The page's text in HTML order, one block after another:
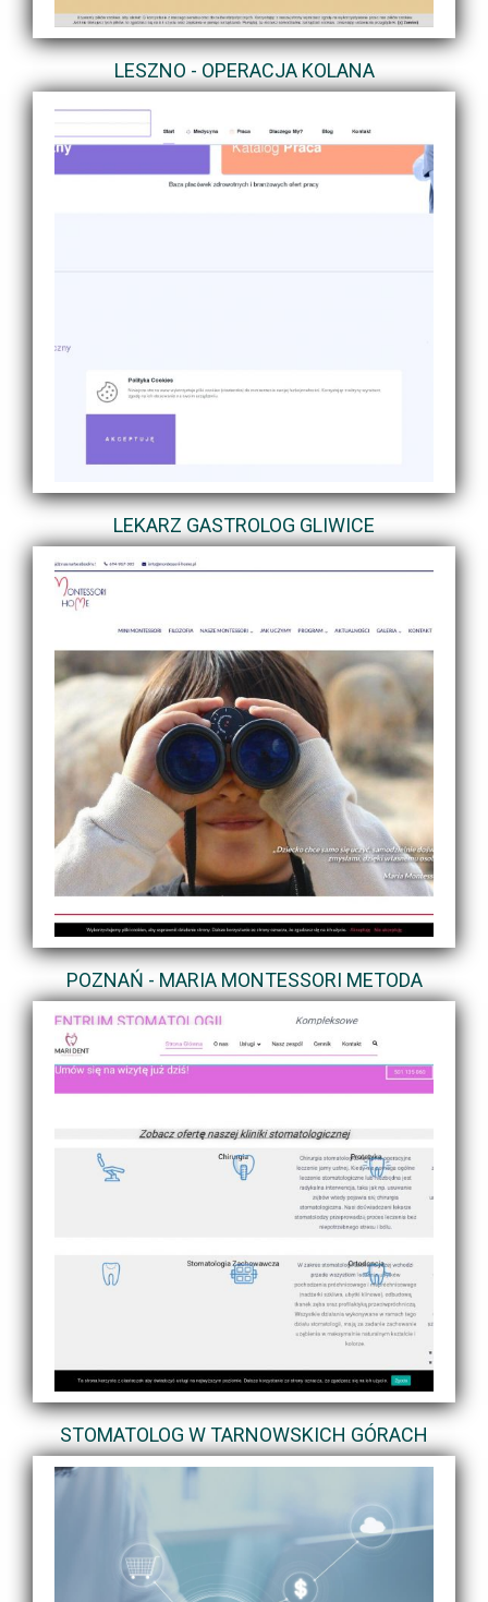
LESZNO - OPERACJA KOLANA
LEKARZ GASTROLOG GLIWICE
POZNAŃ - MARIA MONTESSORI METODA
STOMATOLOG W TARNOWSKICH GÓRACH